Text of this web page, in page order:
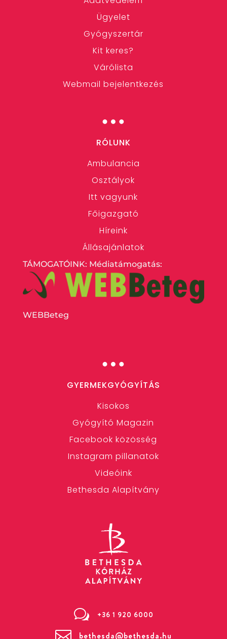
Ügyelet
Gyógyszertár
Kit keres?
Várólista
Webmail bejelentkezés
…
RÓLUNK
Ambulancia
Osztályok
Itt vagyunk
Főigazgató
Híreink
Állásajánlatok
TÁMOGATÓINK: Médiatámogatás:
WEBBeteg
…
GYERMEKGYÓGYÍTÁS
Kisokos
Gyógyító Magazin
Facebook közösség
Instagram pillanatok
Videóink
Bethesda Alapítvány
w +36 1 920 6000
bethesda@bethesda.hu